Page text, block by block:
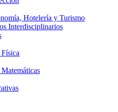
Hotelería y Turismo
Interdisciplinarios